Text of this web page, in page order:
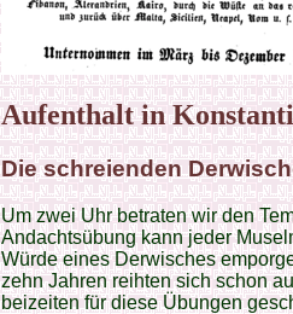
Aufenthalt in
Die schreienden
Um zwei Uhr betraten wir den
Andachtsübung kann jeder
Würde eines Derwisches
zehn Jahren reihten sich schon
beizeiten für diese Übungen